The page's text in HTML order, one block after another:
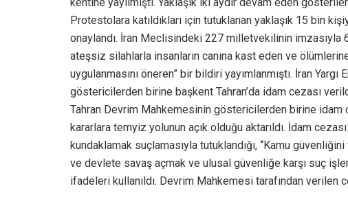
Protestolara katıldıkları için tutuklanan yaklaşık 15 bin
onaylandı. İran Meclisindeki 227 milletvekilinin imzasıyla
ateşsiz silahlarla insanların canına kast eden ve
uygulanmasını öneren” bir bildiri yayımlanmıştı. İran
göstericilerden birine başkent Tahran’da idam cezası
Tahran Devrim Mahkemesinin göstericilerden birine
kararlara temyiz yolunun açık olduğu aktarıldı. İdam
kundaklamak suçlamasıyla tutuklandığı, “Kamu
ve devlete savaş açmak ve ulusal güvenliğe karşı suç
ifadeleri kullanıldı. Devrim Mahkemesi tarafından verilen